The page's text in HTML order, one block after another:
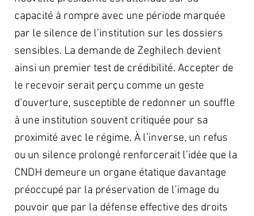
capacité à rompre avec une période marquée
par le silence de l’institution sur les dossiers
sensibles. La demande de Zeghilech devient
ainsi un premier test de crédibilité. Accepter de
le recevoir serait perçu comme un geste
d’ouverture, susceptible de redonner un souffle
à une institution souvent critiquée pour sa
proximité avec le régime. À l’inverse, un refus
ou un silence prolongé renforcerait l’idée que la
CNDH demeure un organe étatique davantage
préoccupé par la préservation de l’image du
pouvoir que par la défense effective des droits